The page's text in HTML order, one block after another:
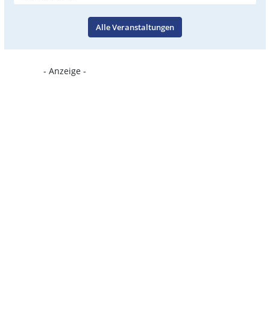
Alle Veranstaltungen
- Anzeige -